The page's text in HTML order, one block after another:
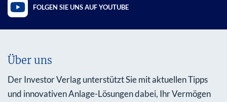
FOLGEN SIE UNS AUF YOUTUBE
Über uns
Der Investor Verlag unterstützt Sie mit aktuellen Tipps
und innovativen Anlage-Lösungen dabei, Ihr Vermögen